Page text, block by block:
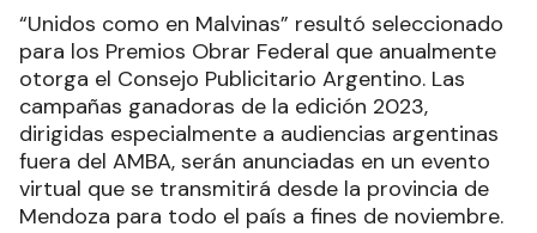
“Unidos como en Malvinas” resultó seleccionado
para los Premios Obrar Federal que anualmente
otorga el Consejo Publicitario Argentino. Las
campañas ganadoras de la edición 2023,
dirigidas especialmente a audiencias argentinas
fuera del AMBA, serán anunciadas en un evento
virtual que se transmitirá desde la provincia de
Mendoza para todo el país a fines de noviembre.